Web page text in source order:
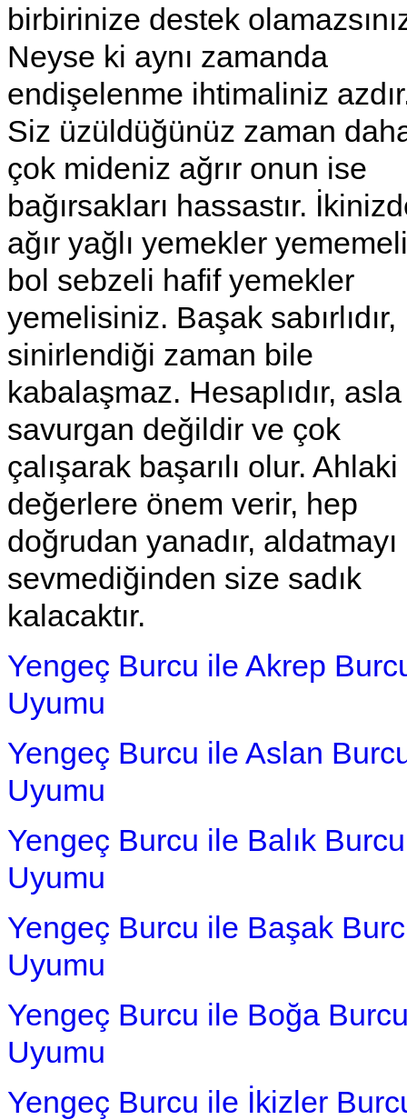
birbirinize destek
Neyse ki aynı zamanda
endişelenme ihtimaliniz
Siz üzüldüğünüz zaman
çok mideniz ağrır onun ise
bağırsakları hassastır.
ağır yağlı yemekler
bol sebzeli hafif yemekler
yemelisiniz. Başak sabırlıdır,
sinirlendiği zaman bile
kabalaşmaz. Hesaplıdır, asla
savurgan değildir ve çok
çalışarak başarılı olur. Ahlaki
değerlere önem verir, hep
doğrudan yanadır, aldatmayı
sevmediğinden size sadık
kalacaktır.
Yengeç Burcu ile Akrep
Uyumu
Yengeç Burcu ile Aslan
Uyumu
Yengeç Burcu ile Balık Burcu
Uyumu
Yengeç Burcu ile Başak
Uyumu
Yengeç Burcu ile Boğa
Uyumu
Yengeç Burcu ile İkizler